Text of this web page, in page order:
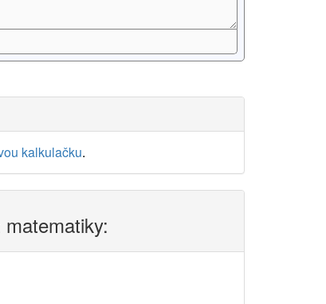
kalkulačku.